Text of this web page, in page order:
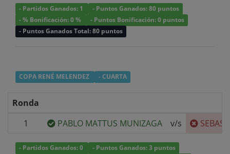
- Partidos Ganados: 1
- Puntos Ganados: 80 puntos
- % Bonificación: 0 %
- Puntos Bonificación: 0 puntos
- Puntos Ganados Total: 80 puntos
COPA RENÉ MELENDEZ - CUARTA
Ronda
1
PABLO MATTUS MUNIZAGA v/s
- Partidos Ganados: 0
- Puntos Ganados: 3 puntos